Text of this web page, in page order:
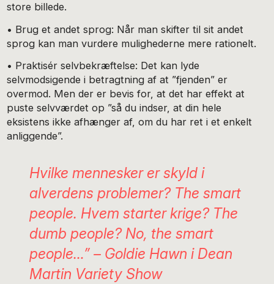
store billede.
• Brug et andet sprog: Når man skifter til sit andet
sprog kan man vurdere mulighederne mere rationelt.
• Praktisér selvbekræftelse: Det kan lyde
selvmodsigende i betragtning af at ”fjenden” er
overmod. Men der er bevis for, at det har effekt at
puste selvværdet op ”så du indser, at din hele
eksistens ikke afhænger af, om du har ret i et enkelt
anliggende”.
Hvilke mennesker er skyld i
alverdens problemer? The smart
people. Hvem starter krige? The
dumb people? No, the smart
people…” – Goldie Hawn i Dean
Martin Variety Show